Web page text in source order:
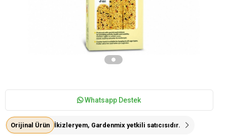
Whatsapp Destek
Orijinal Ürün İkizleryem, Gardenmix yetkili satıcısıdır.